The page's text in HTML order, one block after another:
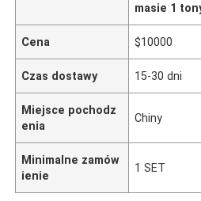
masie 1
Cena $10000
Czas dostawy 15-30 dni
Miejsce pochodz
enia
Chiny
Minimalne zamów
ienie
1 SET